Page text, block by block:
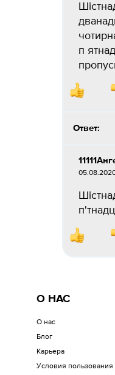
п
Ответ:
О НАС
О нас
Блог
Карьера
Условия пользования